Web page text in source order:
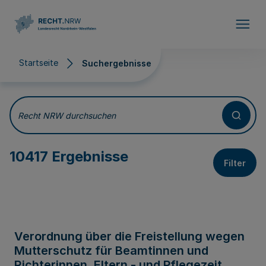
Startseite Suchergebnisse
Suchergebnisse
Recht NRW durchsuchen
10417 Ergebnisse Filter
Verordnung über die Freistellung wegen
Mutterschutz für Beamtinnen und